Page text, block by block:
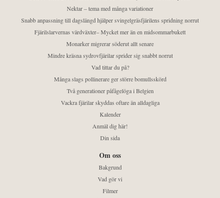
Nektar – tema med många variationer
Snabb anpassning till dagslängd hjälper svingelgräsfjärilens spridning norrut
Fjärilslarvernas värdväxter– Mycket mer än en midsommarbukett
Monarker migrerar söderut allt senare
Mindre kräsna sydrovfjärilar sprider sig snabbt norrut
Vad tittar du på?
Många slags pollinerare ger större bomullsskörd
Två generationer påfågelöga i Belgien
Vackra fjärilar skyddas oftare än alldagliga
Kalender
Anmäl dig här!
Din sida
Om oss
Bakgrund
Vad gör vi
Filmer